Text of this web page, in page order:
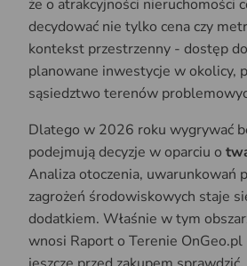
że o atrakcyjności nieruchomości
decydować nie tylko cena czy
kontekst przestrzenny - dostęp
planowane inwestycje w okolicy,
sąsiedztwo terenów
Dlatego w 2026 roku wygrywać
podejmują decyzje w oparciu o
Analiza otoczenia, uwarunkowań
zagrożeń środowiskowych staje
dodatkiem. Właśnie w tym
wnosi Raport o Terenie OnGeo.pl